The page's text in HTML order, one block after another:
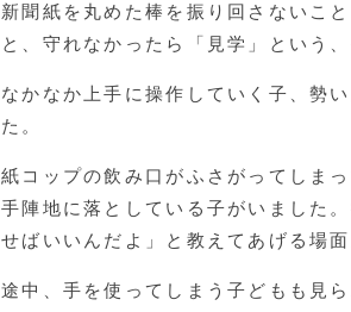
新聞紙を丸めた棒を振り回さないこ
と、守れなかったら「見学」という
なかなか上手に操作していく子、勢
た。
紙コップの飲み口がふさがってしま
手陣地に落としている子がいました
せばいいんだよ」と教えてあげる場面
途中、手を使ってしまう子どもも見